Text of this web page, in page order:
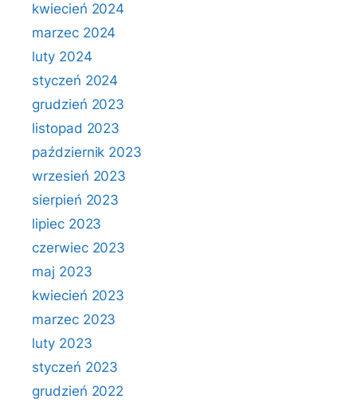
kwiecień 2024
marzec 2024
luty 2024
styczeń 2024
grudzień 2023
listopad 2023
październik 2023
wrzesień 2023
sierpień 2023
lipiec 2023
czerwiec 2023
maj 2023
kwiecień 2023
marzec 2023
luty 2023
styczeń 2023
grudzień 2022